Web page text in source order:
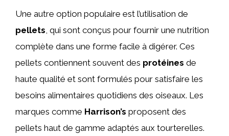
Une autre option populaire est l’utilisation de
pellets , qui sont conçus pour fournir une nutrition
complète dans une forme facile à digérer. Ces
pellets contiennent souvent des protéines de
haute qualité et sont formulés pour satisfaire les
besoins alimentaires quotidiens des oiseaux. Les
marques comme Harrison’s proposent des
pellets haut de gamme adaptés aux tourterelles.